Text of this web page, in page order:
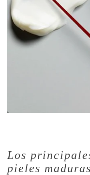
Los
pieles